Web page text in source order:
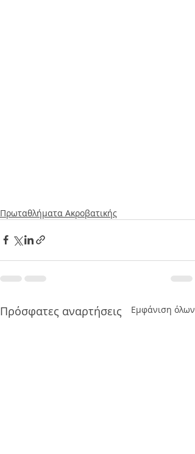
Πρωταθλήματα Ακροβατικής
Πρόσφατες αναρτήσεις Εμφάνιση όλων